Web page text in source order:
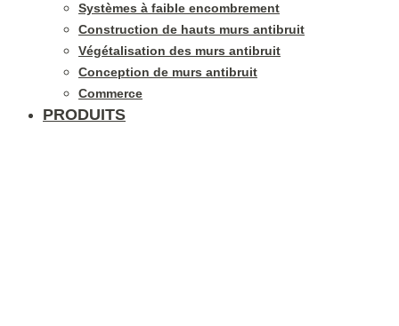
Systèmes à faible encombrement
Construction de hauts murs antibruit
Végétalisation des murs antibruit
Conception de murs antibruit
Commerce
PRODUITS